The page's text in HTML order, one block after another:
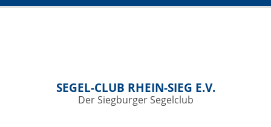
SEGEL-CLUB RHEIN-SIEG E.V.
Der Siegburger Segelclub